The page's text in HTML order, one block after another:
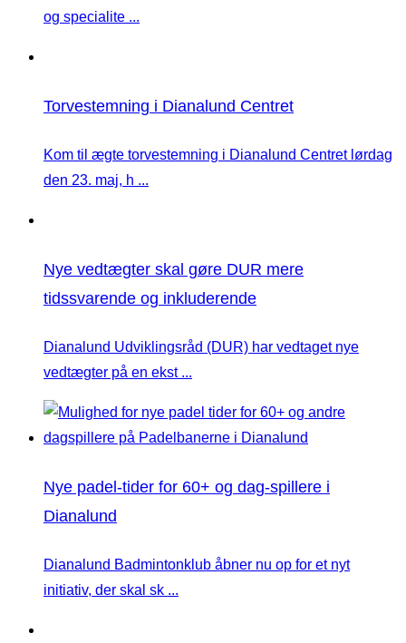
og specialite ...
Torvestemning i Dianalund Centret
Kom til ægte torvestemning i Dianalund Centret lørdag
den 23. maj, h ...
Nye vedtægter skal gøre DUR mere
tidssvarende og inkluderende
Dianalund Udviklingsråd (DUR) har vedtaget nye
vedtægter på en ekst ...
Nye padel-tider for 60+ og dag-spillere i
Dianalund
Dianalund Badmintonklub åbner nu op for et nyt
initiativ, der skal sk ...